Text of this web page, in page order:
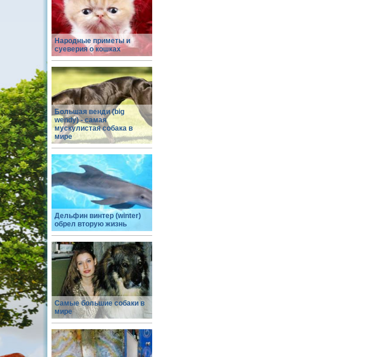
Народные приметы и
суеверия о кошках
Большая венди (big
wendy) - самая
мускулистая собака в
мире
Дельфин винтер (winter)
обрел вторую жизнь
Самые большие собаки в
мире